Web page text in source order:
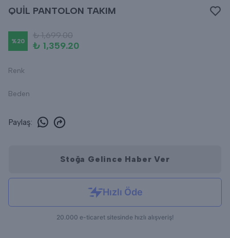
QUİL PANTOLON TAKIM
%20
₺ 1,699.00
₺ 1,359.20
Renk
Beden
Paylaş:
Stoğa Gelince Haber Ver